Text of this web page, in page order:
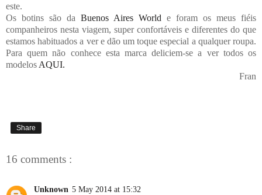
este.
Os botins são da Buenos Aires World e foram os meus fiéis
companheiros nesta viagem, super confortáveis e diferentes do que
estamos habituados a ver e dão um toque especial a qualquer roupa.
Para quem não conhece esta marca deliciem-se a ver todos os
modelos AQUI.
Fran
Share
16 comments :
Unknown 5 May 2014 at 15:32